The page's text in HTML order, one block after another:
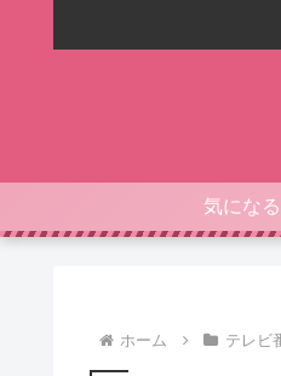
気にな
ホーム テレビ